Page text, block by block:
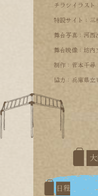
チラシイラスト
特設サイト：三
舞台写真：河西
舞台映像：坊内
制作：菅本千尋
協力：兵庫県立
日程